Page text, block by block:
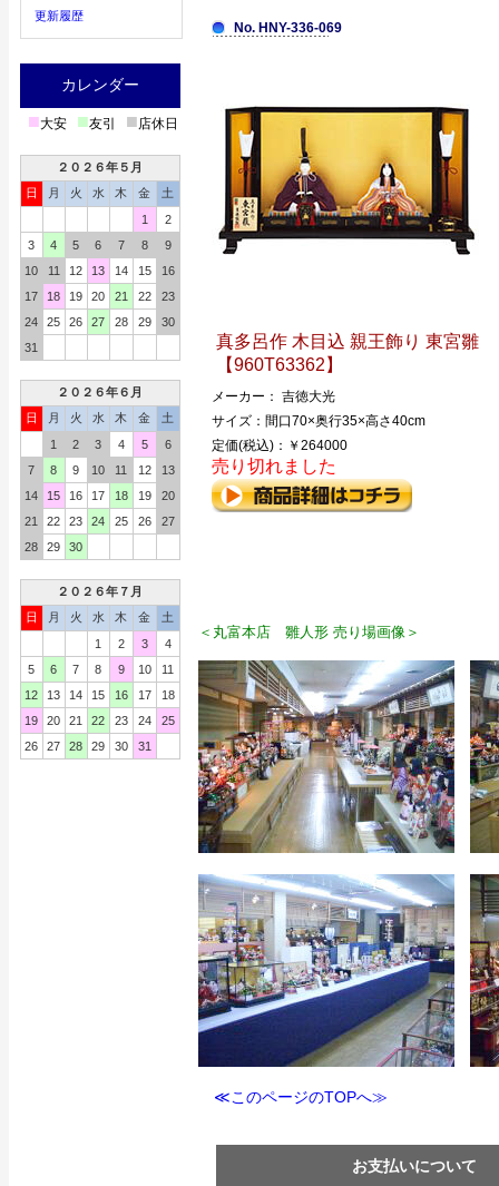
更新履歴
カレンダー
■大安 ■友引 ■店休日
２０２６年５月
日
月 火 水 木 金
土
1
2
3
4 5 6 7 8
9
10
11 12 13 14 15
16
17
18 19 20 21 22
23
24
25 26 27 28 29
30
31
２０２６年６月
日
月 火 水 木 金
土
1
2 3 4 5
6
7
8 9 10 11 12
13
14
15 16 17 18 19
20
21
22 23 24 25 26
27
28
29 30
２０２６年７月
日
月 火 水 木 金
土
1
2 3
4
5
6 7 8 9 10
11
12
13 14 15 16 17
18
19
20 21 22 23 24
25
26
27 28 29 30 31
No. HNY-336-069
真多呂作 木目込 親王飾り 東宮雛
【960T63362】
メーカー： 吉徳大光
サイズ：間口70×奥行35×高さ40cm
定価(税込)：￥264000
売り切れました
＜丸富本店 雛人形 売り場画像＞
≪このページのTOPへ≫
お支払いについて